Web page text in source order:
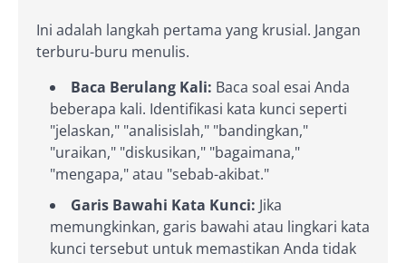
Ini adalah langkah pertama yang krusial. Jangan
terburu-buru menulis.
Baca Berulang Kali: Baca soal esai Anda
beberapa kali. Identifikasi kata kunci seperti
"jelaskan," "analisislah," "bandingkan,"
"uraikan," "diskusikan," "bagaimana,"
"mengapa," atau "sebab-akibat."
Garis Bawahi Kata Kunci: Jika
memungkinkan, garis bawahi atau lingkari kata
kunci tersebut untuk memastikan Anda tidak